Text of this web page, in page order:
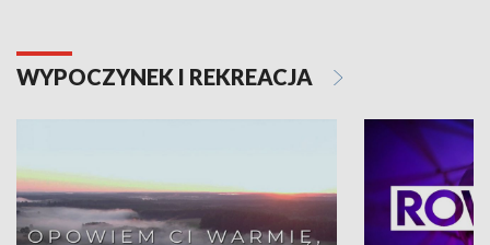
WYPOCZYNEK I REKREACJA